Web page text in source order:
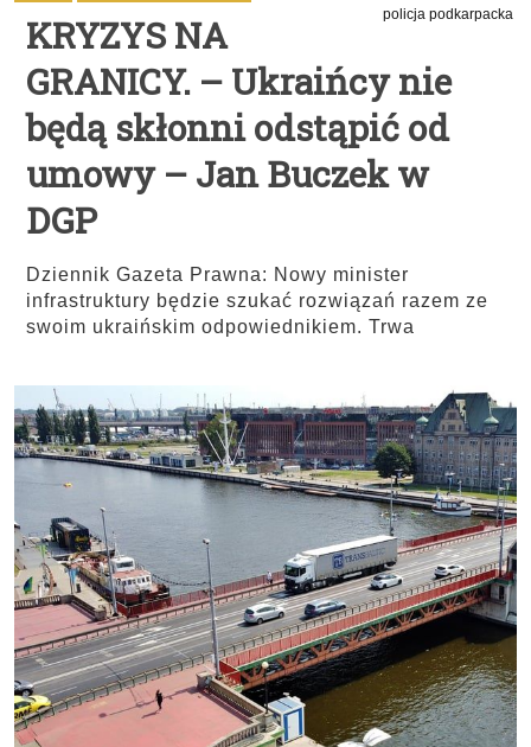
policja podkarpacka
KRYZYS NA
GRANICY. – Ukraińcy nie
będą skłonni odstąpić od
umowy – Jan Buczek w
DGP
Dziennik Gazeta Prawna: Nowy minister
infrastruktury będzie szukać rozwiązań razem ze
swoim ukraińskim odpowiednikiem. Trwa